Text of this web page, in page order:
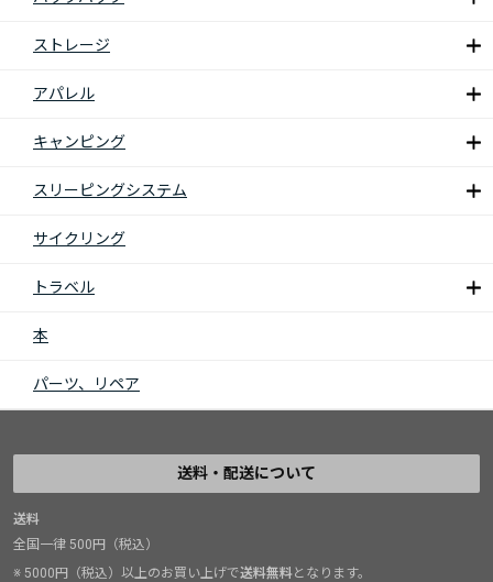
ストレージ
アパレル
キャンピング
スリーピングシステム
サイクリング
トラベル
本
パーツ、リペア
送料・配送について
送料
全国一律 500円（税込）
※ 5000円（税込）以上のお買い上げで送料無料となります。